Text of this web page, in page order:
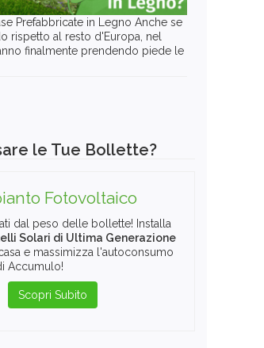
Prefabbricate in Legno Anche se
rispetto al resto d'Europa, nel
finalmente prendendo piede le
le Tue Bollette?
Fotovoltaico
dal peso delle bollette! Installa
Solari di Ultima Generazione
e massimizza l'autoconsumo
Accumulo!
Scopri Subito